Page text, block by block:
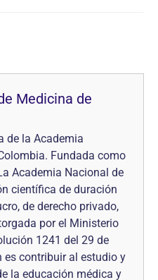
Medicina de
de la Academia
Fundada como
Academia Nacional de
científica de duración
de derecho privado,
por el Ministerio
1241 del 29 de
es contribuir al estudio y
la educación médica y